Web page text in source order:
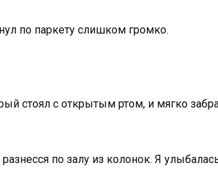
по паркету слишком громко.
стоял с открытым ртом, и мягко
по залу из колонок. Я